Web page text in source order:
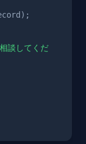
談してくだ